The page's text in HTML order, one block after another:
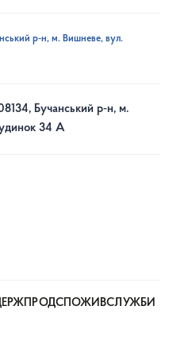
р-н, м. Вишневе, вул.
Бучанський р-н, м.
34 А